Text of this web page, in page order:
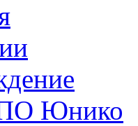
Юнико